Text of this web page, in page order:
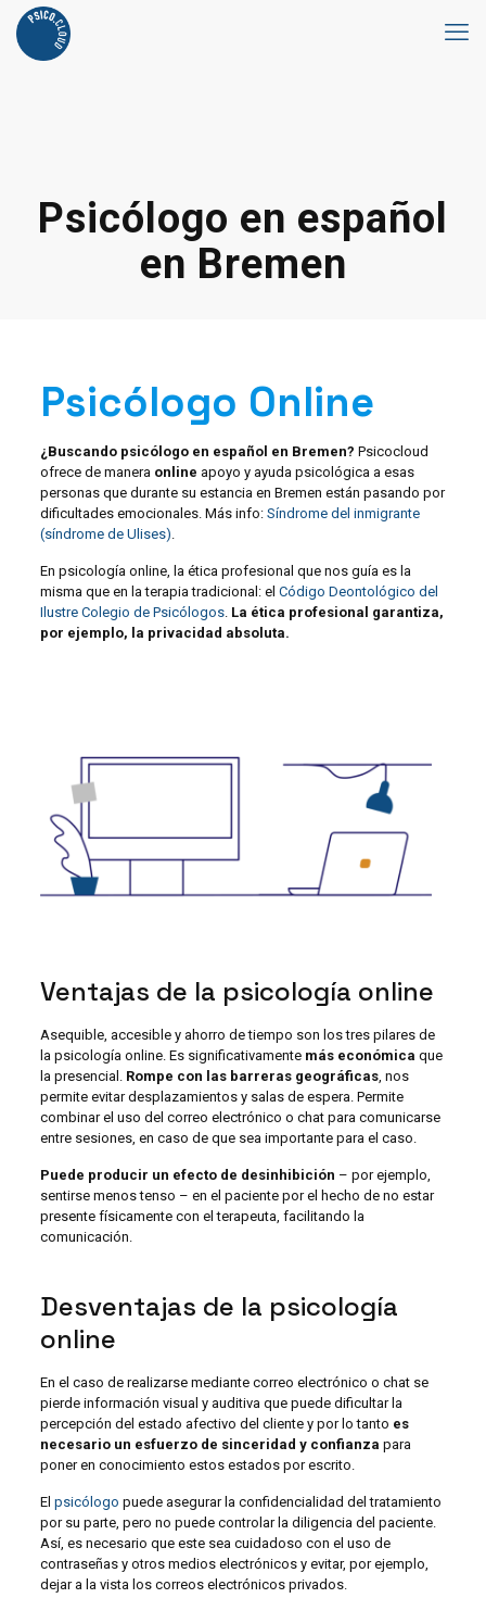
Psicólogo en español
en Bremen
Psicólogo Online
¿Buscando psicólogo en español en Bremen? Psicocloud
ofrece de manera online apoyo y ayuda psicológica a esas
personas que durante su estancia en Bremen están pasando por
dificultades emocionales. Más info: Síndrome del inmigrante
(síndrome de Ulises).
En psicología online, la ética profesional que nos guía es la
misma que en la terapia tradicional: el Código Deontológico del
Ilustre Colegio de Psicólogos. La ética profesional garantiza,
por ejemplo, la privacidad absoluta.
Ventajas de la psicología online
Asequible, accesible y ahorro de tiempo son los tres pilares de
la psicología online. Es significativamente más económica que
la presencial. Rompe con las barreras geográficas, nos
permite evitar desplazamientos y salas de espera. Permite
combinar el uso del correo electrónico o chat para comunicarse
entre sesiones, en caso de que sea importante para el caso.
Puede producir un efecto de desinhibición – por ejemplo,
sentirse menos tenso – en el paciente por el hecho de no estar
presente físicamente con el terapeuta, facilitando la
comunicación.
Desventajas de la psicología
online
En el caso de realizarse mediante correo electrónico o chat se
pierde información visual y auditiva que puede dificultar la
percepción del estado afectivo del cliente y por lo tanto es
necesario un esfuerzo de sinceridad y confianza para
poner en conocimiento estos estados por escrito.
El psicólogo puede asegurar la confidencialidad del tratamiento
por su parte, pero no puede controlar la diligencia del paciente.
Así, es necesario que este sea cuidadoso con el uso de
contraseñas y otros medios electrónicos y evitar, por ejemplo,
dejar a la vista los correos electrónicos privados.